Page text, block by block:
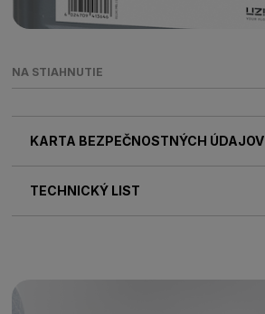
NA STIAHNUTIE
KARTA BEZPEČNOSTNÝCH ÚDAJOV
TECHNICKÝ LIST